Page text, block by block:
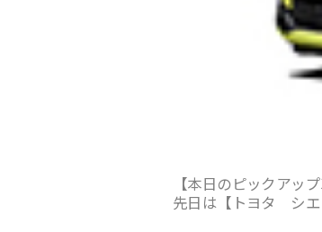
【本日のピックアッ
先日は【トヨタ シエ